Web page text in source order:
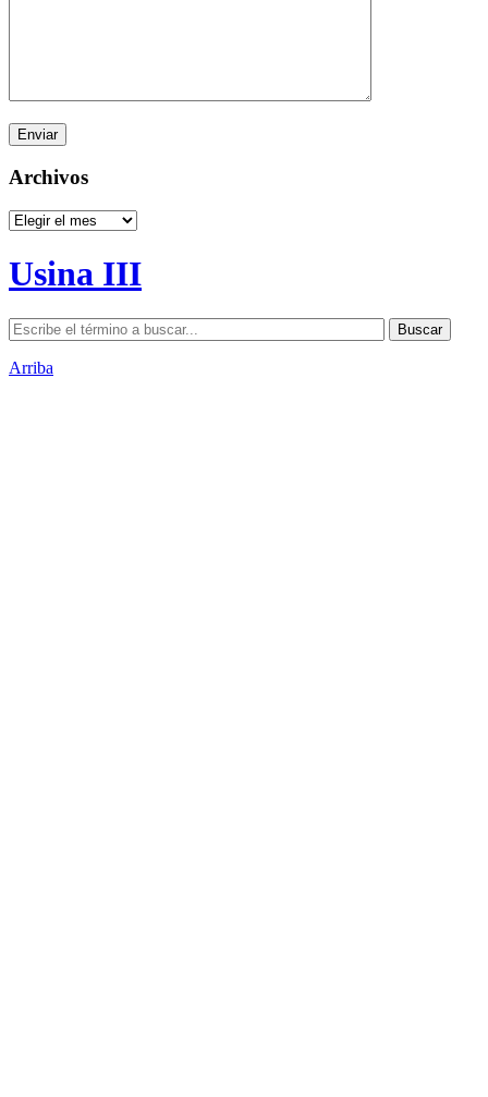
Archivos
Archivos
Usina III
Arriba